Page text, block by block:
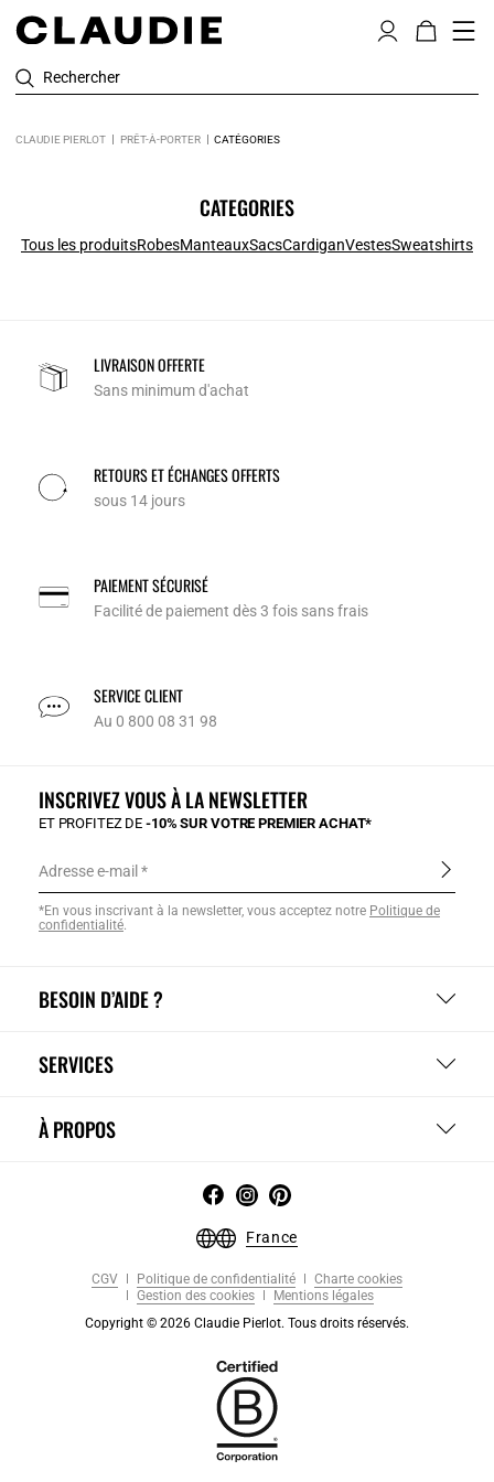
Rechercher
CLAUDIE PIERLOT PRÊT-À-PORTER CATÉGORIES
CATEGORIES
Tous les produitsRobesManteauxSacsCardiganVestesSweatshirts
LIVRAISON OFFERTE
Sans minimum d'achat
RETOURS ET ÉCHANGES OFFERTS
sous 14 jours
PAIEMENT SÉCURISÉ
Facilité de paiement dès 3 fois sans frais
SERVICE CLIENT
Au 0 800 08 31 98
BESOIN D’AIDE ?
SERVICES
À PROPOS
INSCRIVEZ VOUS À LA NEWSLETTER
ET PROFITEZ DE-10% SUR VOTRE PREMIER ACHAT*
Adresse e-mail
*En vous inscrivant à la newsletter, vous acceptez notre Politique de
confidentialité.
France
CGV Politique de confidentialité
Charte cookies
Gestion des cookies
Mentions légales
Copyright © 2026 Claudie Pierlot. Tous droits réservés.